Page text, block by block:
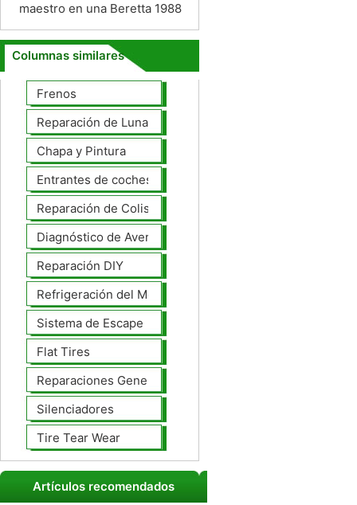
maestro en una Beretta 1988
Columnas similares
Frenos
Reparación de Lunas
Chapa y Pintura
Entrantes de coches
Reparación de Colisiones
Diagnóstico de Averías
Reparación DIY
Refrigeración del Motor
Sistema de Escape
Flat Tires
Reparaciones Generales
Silenciadores
Tire Tear Wear
Artículos recomendados